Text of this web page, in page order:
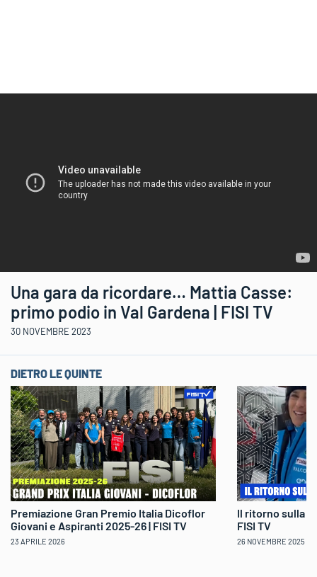
Una gara da ricordare… Mattia Casse:
primo podio in Val Gardena | FISI TV
30 NOVEMBRE 2023
DIETRO LE QUINTE
Premiazione Gran Premio Italia Dicoflor
Giovani e Aspiranti 2025-26 | FISI TV
23 APRILE 2026
Il ritorno sulla
FISI TV
26 NOVEMBRE 2025